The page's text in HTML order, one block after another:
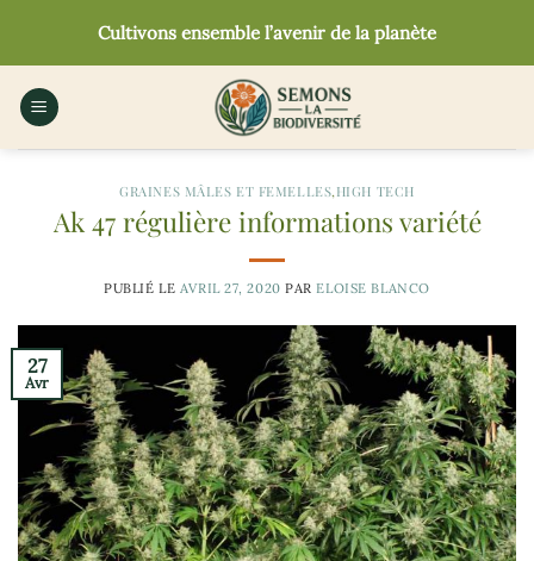
contenu
Cultivons ensemble l’avenir de la planète
GRAINES MÂLES ET FEMELLES,HIGH TECH
Ak 47 régulière informations variété
PUBLIÉ LE AVRIL 27, 2020 PARELOISE BLANCO
27
Avr